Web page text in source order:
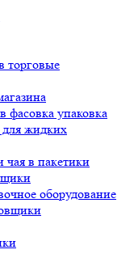
торговые
фасовка упаковка
жидких
чая в пакетики
оборудование